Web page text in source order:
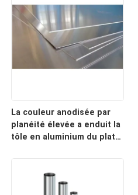
La couleur anodisée par
planéité élevée a enduit la
tôle en aluminium du plat